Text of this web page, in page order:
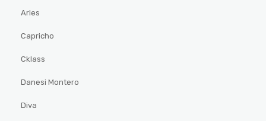
Arles
Capricho
Cklass
Danesi Montero
Diva